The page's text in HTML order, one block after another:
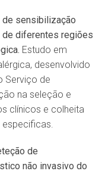
sensibilização
de diferentes regiões
gica. Estudo em
desenvolvido
Serviço de
na seleção e
clínicos e colheita
especificas.
de
stico não invasivo do